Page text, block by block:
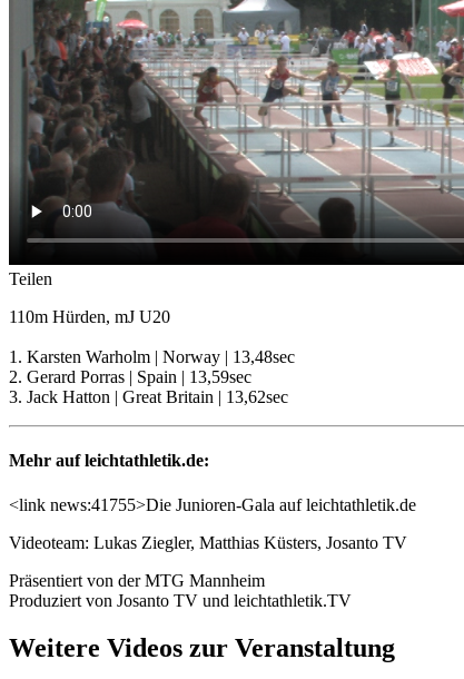
Teilen
110m Hürden, mJ U20
1. Karsten Warholm | Norway | 13,48sec
2. Gerard Porras | Spain | 13,59sec
3. Jack Hatton | Great Britain | 13,62sec
Mehr auf leichtathletik.de:
<link news:41755>Die Junioren-Gala auf leichtathletik.de
Videoteam: Lukas Ziegler, Matthias Küsters, Josanto TV
Präsentiert von der MTG Mannheim
Produziert von Josanto TV und leichtathletik.TV
Weitere Videos zur Veranstaltung